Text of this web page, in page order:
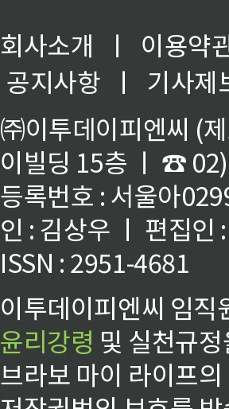
회사소개 ㅣ
이용약
공지사항
ㅣ
기사제
㈜이투데이피엔씨 (
이빌딩 15층 ㅣ ☎
등록번호 : 서울아
인 : 김상우 ㅣ 편집인
ISSN : 2951-4681
이투데이피엔씨 임
윤리강령 및 실천규
브라보 마이 라이프